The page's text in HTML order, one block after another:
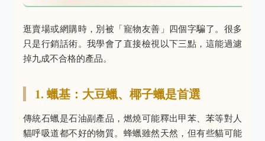
逛賣場或網購時，別被「寵物友善」四個字騙了。很多
只是行銷話術。我學會了直接檢視以下三點，這能過濾
掉九成不合格的產品。
1. 蠟基：大豆蠟、椰子蠟是首選
傳統石蠟是石油副產品，燃燒可能釋出甲苯、苯等對人
貓呼吸道都不好的物質。蜂蠟雖然天然，但有些貓可能